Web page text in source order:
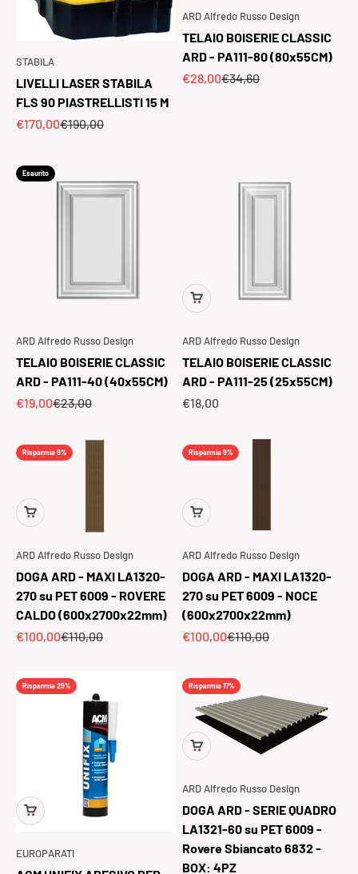
STABILA
LIVELLI LASER STABILA
FLS 90 PIASTRELLISTI 15 M
Prezzo scontato
€170,00Prezzo
€190,00
ARD Alfredo Russo Design
TELAIO BOISERIE CLASSIC
ARD - PA111-80 (80x55CM)
Prezzo scontato
€28,00Prezzo
€34,60
Esaurito
ARD Alfredo Russo Design
TELAIO BOISERIE CLASSIC
ARD - PA111-40 (40x55CM)
Prezzo scontato
€19,00Prezzo
€23,00
ARD Alfredo Russo Design
TELAIO BOISERIE CLASSIC
ARD - PA111-25 (25x55CM)
Prezzo scontato
€18,00
Risparmia 9%
ARD Alfredo Russo Design
DOGA ARD - MAXI LA1320-
270 su PET 6009 - ROVERE
CALDO (600x2700x22mm)
Prezzo scontato
€100,00Prezzo
€110,00
Risparmia 9%
ARD Alfredo Russo Design
DOGA ARD - MAXI LA1320-
270 su PET 6009 - NOCE
(600x2700x22mm)
Prezzo scontato
€100,00Prezzo
€110,00
Risparmia 29%
EUROPARATI
Risparmia 17%
ARD Alfredo Russo Design
DOGA ARD - SERIE QUADRO
LA1321-60 su PET 6009 -
Rovere Sbiancato 6832 -
BOX: 4PZ